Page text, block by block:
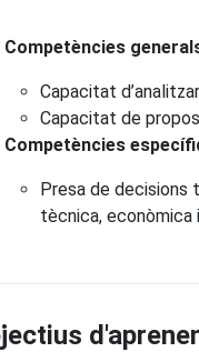
Competències
Capacitat
Capacitat de
Competències
Presa de decisions
tècnica, econòmica